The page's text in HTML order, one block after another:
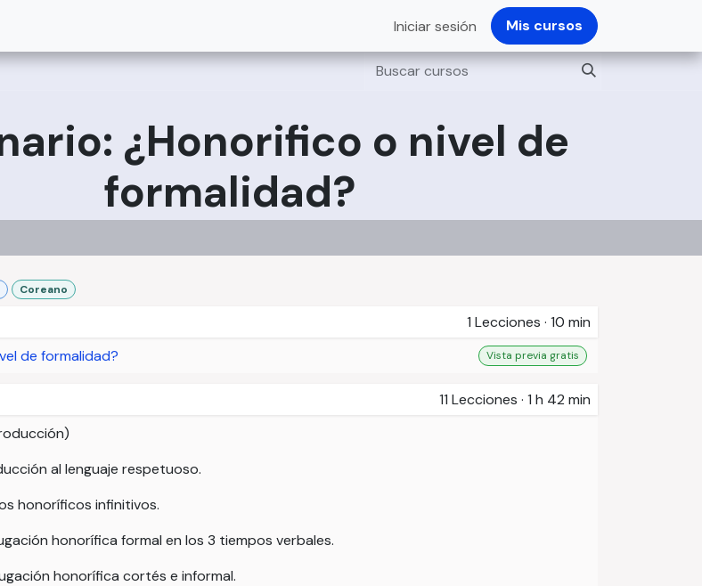
Iniciar sesión Mis cursos
¿Honorifico o nivel de
formalidad?
Coreano
1 Lecciones · 10 min
de formalidad?
Vista previa gratis
11 Lecciones · 1 h 42 min
al lenguaje respetuoso.
honoríficos infinitivos.
honorífica formal en los 3 tiempos verbales.
honorífica cortés e informal.